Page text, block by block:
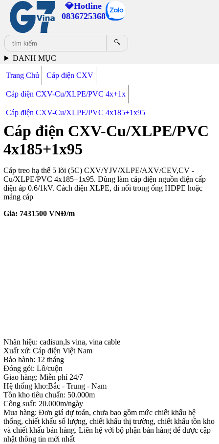
💎Hotline
0836725368
🔍
DANH MỤC
Trang Chủ Cáp điện CXV
Cáp điện CXV-Cu/XLPE/PVC 4x+1x
Cáp điện CXV-Cu/XLPE/PVC 4x185+1x95
Cáp điện CXV-Cu/XLPE/PVC
4x185+1x95
Cáp treo hạ thế 5 lõi (5C) CXV/YJV/XLPE/AXV/CEV,CV -
Cu/XLPE/PVC 4x185+1x95. Dùng làm cáp điện nguồn điện cấp
điện áp 0.6/1kV. Cách điện XLPE, đi nổi trong ống HDPE hoặc
máng cáp
Giá: 7431500VNĐ/m
Nhãn hiệu: cadisun,ls vina, vina cable
Xuất xứ: Cáp điện Việt Nam
Bảo hành: 12 tháng
Đóng gói: Lô/cuộn
Giao hàng: Miễn phí 24/7
Hệ thống kho:Bắc - Trung - Nam
Tồn kho tiêu chuẩn: 50.000m
Công suất: 20.000m/ngày
Mua hàng: Đơn giá dự toán, chưa bao gồm mức chiết khấu hệ
thống, chiết khấu số lượng, chiết khấu thị trường, chiết khấu tồn kho
và chiết khấu bán hàng. Liên hệ với bộ phận bán hàng để được cập
nhật thông tin mới nhất